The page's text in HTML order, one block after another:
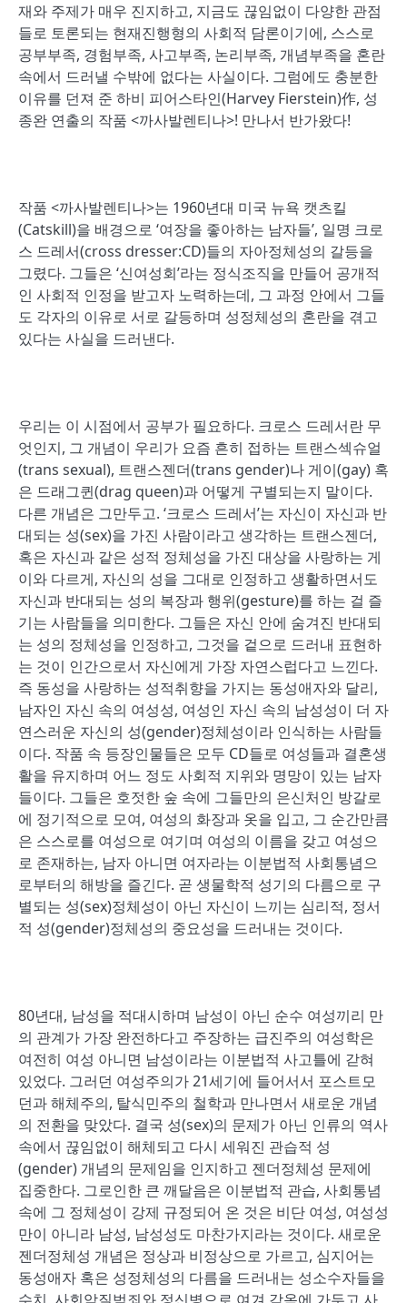
재와 주제가 매우 진지하고, 지금도 끊임없이 다양한 관점
들로 토론되는 현재진행형의 사회적 담론이기에, 스스로
공부부족, 경험부족, 사고부족, 논리부족, 개념부족을 혼란
속에서 드러낼 수밖에 없다는 사실이다. 그럼에도 충분한
이유를 던져 준 하비 피어스타인(Harvey Fierstein)作, 성
종완 연출의 작품 <까사발렌티나>! 만나서 반가왔다!
작품 <까사발렌티나>는 1960년대 미국 뉴욕 캣츠킬
(Catskill)을 배경으로 ‘여장을 좋아하는 남자들’, 일명 크로
스 드레서(cross dresser:CD)들의 자아정체성의 갈등을
그렸다. 그들은 ‘신여성회’라는 정식조직을 만들어 공개적
인 사회적 인정을 받고자 노력하는데, 그 과정 안에서 그들
도 각자의 이유로 서로 갈등하며 성정체성의 혼란을 겪고
있다는 사실을 드러낸다.
우리는 이 시점에서 공부가 필요하다. 크로스 드레서란 무
엇인지, 그 개념이 우리가 요즘 흔히 접하는 트랜스섹슈얼
(trans sexual), 트랜스젠더(trans gender)나 게이(gay) 혹
은 드래그퀸(drag queen)과 어떻게 구별되는지 말이다.
다른 개념은 그만두고. ‘크로스 드레서’는 자신이 자신과 반
대되는 성(sex)을 가진 사람이라고 생각하는 트랜스젠더,
혹은 자신과 같은 성적 정체성을 가진 대상을 사랑하는 게
이와 다르게, 자신의 성을 그대로 인정하고 생활하면서도
자신과 반대되는 성의 복장과 행위(gesture)를 하는 걸 즐
기는 사람들을 의미한다. 그들은 자신 안에 숨겨진 반대되
는 성의 정체성을 인정하고, 그것을 겉으로 드러내 표현하
는 것이 인간으로서 자신에게 가장 자연스럽다고 느낀다.
즉 동성을 사랑하는 성적취향을 가지는 동성애자와 달리,
남자인 자신 속의 여성성, 여성인 자신 속의 남성성이 더 자
연스러운 자신의 성(gender)정체성이라 인식하는 사람들
이다. 작품 속 등장인물들은 모두 CD들로 여성들과 결혼생
활을 유지하며 어느 정도 사회적 지위와 명망이 있는 남자
들이다. 그들은 호젓한 숲 속에 그들만의 은신처인 방갈로
에 정기적으로 모여, 여성의 화장과 옷을 입고, 그 순간만큼
은 스스로를 여성으로 여기며 여성의 이름을 갖고 여성으
로 존재하는, 남자 아니면 여자라는 이분법적 사회통념으
로부터의 해방을 즐긴다. 곧 생물학적 성기의 다름으로 구
별되는 성(sex)정체성이 아닌 자신이 느끼는 심리적, 정서
적 성(gender)정체성의 중요성을 드러내는 것이다.
80년대, 남성을 적대시하며 남성이 아닌 순수 여성끼리 만
의 관계가 가장 완전하다고 주장하는 급진주의 여성학은
여전히 여성 아니면 남성이라는 이분법적 사고틀에 갇혀
있었다. 그러던 여성주의가 21세기에 들어서서 포스트모
던과 해체주의, 탈식민주의 철학과 만나면서 새로운 개념
의 전환을 맞았다. 결국 성(sex)의 문제가 아닌 인류의 역사
속에서 끊임없이 해체되고 다시 세워진 관습적 성
(gender) 개념의 문제임을 인지하고 젠더정체성 문제에
집중한다. 그로인한 큰 깨달음은 이분법적 관습, 사회통념
속에 그 정체성이 강제 규정되어 온 것은 비단 여성, 여성성
만이 아니라 남성, 남성성도 마찬가지라는 것이다. 새로운
젠더정체성 개념은 정상과 비정상으로 가르고, 심지어는
동성애자 혹은 성정체성의 다름을 드러내는 성소수자들을